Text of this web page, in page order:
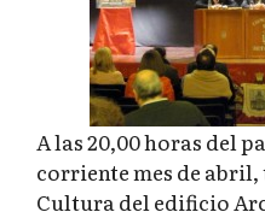
A las 20,00 horas del
corriente mes de
Cultura del edificio